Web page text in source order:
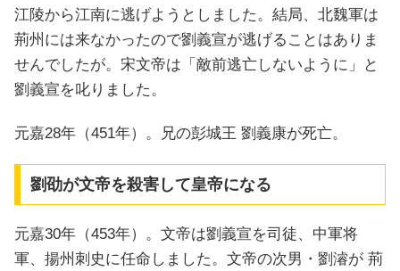
江陵から江南に逃げようとしました。結局、北魏軍は
荊州には来なかったので劉義宣が逃げることはありま
せんでしたが。宋文帝は「敵前逃亡しないように」と
劉義宣を叱りました。
元嘉28年（451年）。兄の彭城王 劉義康が死亡。
劉劭が文帝を殺害して皇帝になる
元嘉30年（453年）。文帝は劉義宣を司徒、中軍将
軍、揚州刺史に任命しました。文帝の次男・劉濬が 荊